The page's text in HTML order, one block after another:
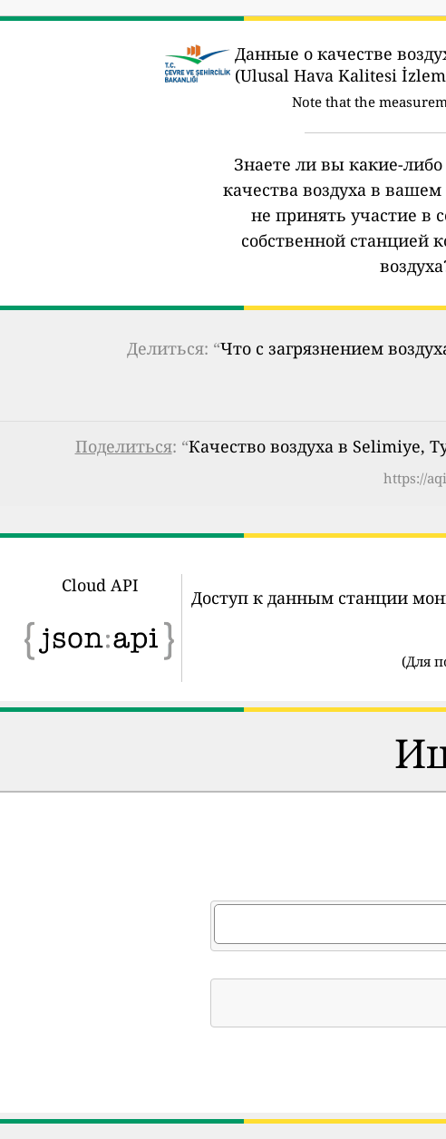
Данные о качестве
(Ulusal Hava Kalitesi
Note that the
Знаете ли вы какие-
качества воздуха в вашем
не принять участие в
собственной станцией
Делиться: “Что с загрязнением
Поделиться: “Качество воздуха в Selimiye,
https://
Cloud API
Доступ к данным станции
(Для